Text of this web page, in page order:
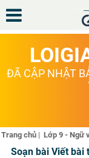
ĐÃ CẬP NHẬT
Trang chủ | Lớp 9 - Ngữ
Soạn bài Viết bài